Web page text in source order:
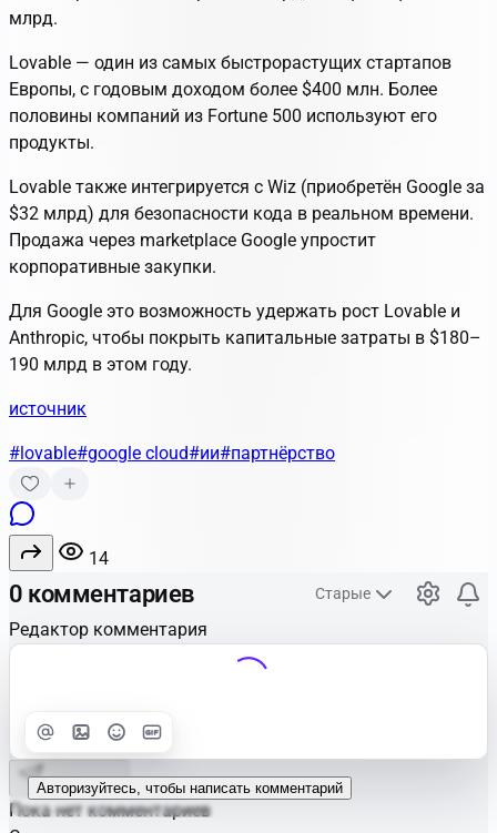
млрд.
Lovable — один из самых быстрорастущих стартапов
Европы, с годовым доходом более $400 млн. Более
половины компаний из Fortune 500 используют его
продукты.
Lovable также интегрируется с Wiz (приобретён Google за
$32 млрд) для безопасности кода в реальном времени.
Продажа через marketplace Google упростит
корпоративные закупки.
Для Google это возможность удержать рост Lovable и
Anthropic, чтобы покрыть капитальные затраты в $180–
190 млрд в этом году.
источник
#lovable#google cloud#ии#партнёрство
14
0 комментариев Старые
Редактор комментария
Улучшить
Авторизуйтесь, чтобы написать комментарий
Отправить
Пока нет комментариев